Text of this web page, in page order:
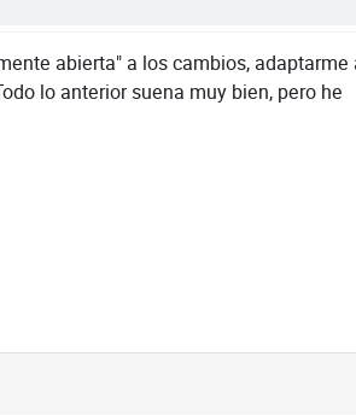
abierta" a los cambios, adaptarme
lo anterior suena muy bien, pero he